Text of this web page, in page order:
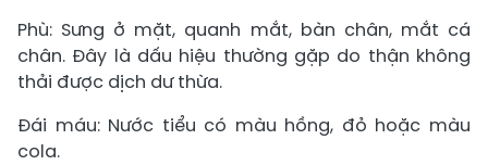
Phù: Sưng ở mặt, quanh mắt, bàn chân, mắt cá
chân. Đây là dấu hiệu thường gặp do thận không
thải được dịch dư thừa.
Đái máu: Nước tiểu có màu hồng, đỏ hoặc màu
cola.